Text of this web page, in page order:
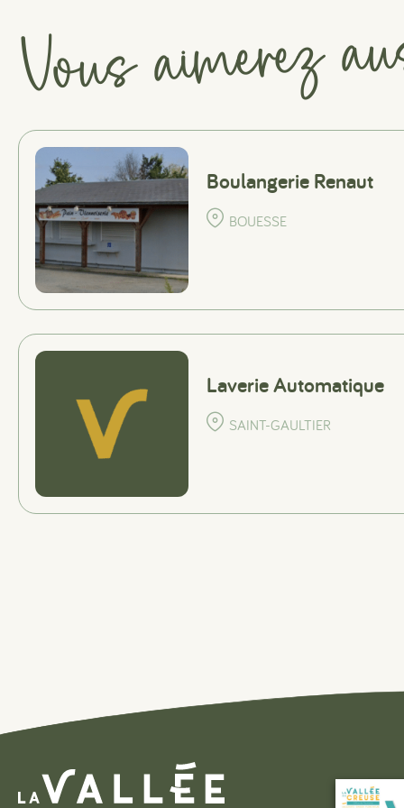
Vous aimerez
Boulangerie Renaut
BOUESSE
Laverie Automatique
SAINT-GAULTIER